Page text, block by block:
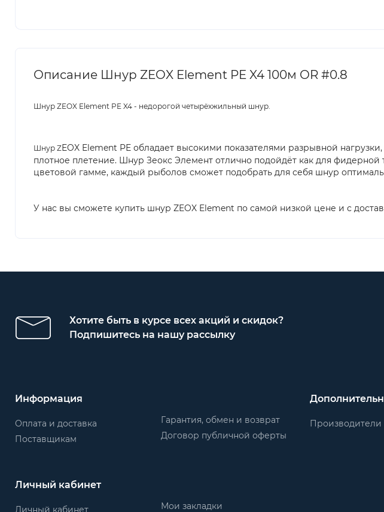
Описание Шнур ZEOX Element PE X4 100м OR #0.8
Шнур ZEOX Element PE X4 - недорогой четырёхжильный шнур.
Шнур ZEOX Element PE обладает высокими показателями разрывной
плотное плетение. Шнур Зеокс Элемент отлично подойдёт как для
цветовой гамме, каждый рыболов сможет подобрать для себя шнур
У нас вы сможете купить шнур ZEOX Element по самой низкой цене и с
Хотите быть в курсе всех акций и скидок?
Подпишитесь на нашу рассылку
Информация
Оплата и доставка
Поставщикам
Гарантия, обмен и возврат
Договор публичной оферты
Производители
Личный кабинет
Личный кабинет Мои закладки